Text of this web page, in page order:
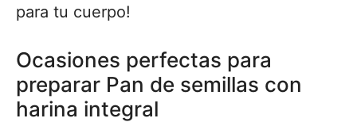
para tu cuerpo!
Ocasiones perfectas para
preparar Pan de semillas con
harina integral